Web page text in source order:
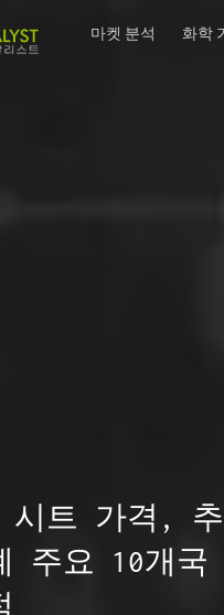
마켓 분석 화학
시트 가격,
주요 10개